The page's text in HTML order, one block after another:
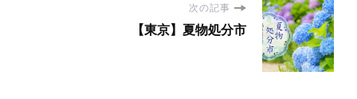
次の記事
【東京】夏物処分市